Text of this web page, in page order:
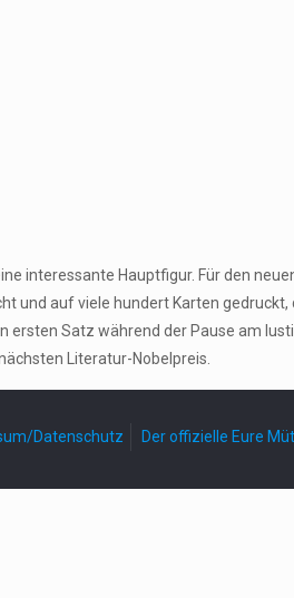
interessante Hauptfigur. Für den
und auf viele hundert Karten
Satz während der Pause am
Literatur-Nobelpreis.
Datenschutz Der offizielle Eure